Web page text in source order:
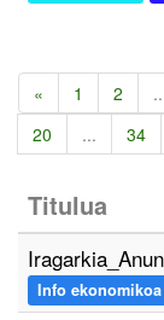
« 1 2
20
... 34
Titulua
Info